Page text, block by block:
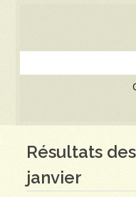
Résultats
janvier